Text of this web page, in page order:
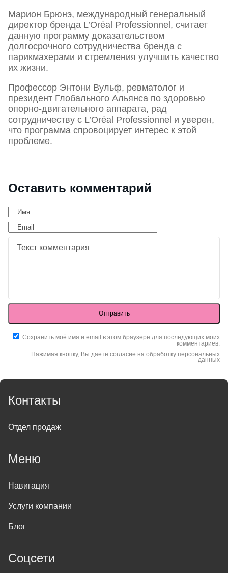
Марион Брюнэ, международный генеральный
директор бренда L’Oréal Professionnel, считает
данную программу доказательством
долгосрочного сотрудничества бренда с
парикмахерами и стремления улучшить качество
их жизни.
Профессор Энтони Вульф, ревматолог и
президент Глобального Альянса по здоровью
опорно-двигательного аппарата, рад
сотрудничеству с L’Oréal Professionnel и уверен,
что программа спровоцирует интерес к этой
проблеме.
Оставить комментарий
Отправить
Сохранить моё имя и email в этом браузере для последующих моих
комментариев.
Нажимая кнопку, Вы даете согласие на обработку персональных
данных
Контакты
Отдел продаж
Меню
Навигация
Услуги компании
Блог
Соцсети